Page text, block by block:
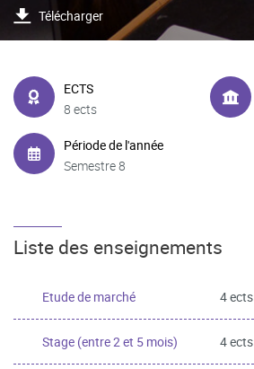
Télécharger
ECTS
8 ects
Période de l'année
Semestre 8
Liste des enseignements
Etude de marché 4 ects
Stage (entre 2 et 5 mois) 4 ects